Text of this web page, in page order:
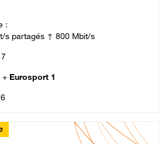
:
s partagés ↑ 800 Mbit/s
+ Eurosport 1